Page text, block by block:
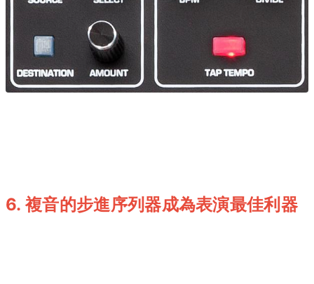
6. 複音的步進序列器成為表演最佳利器